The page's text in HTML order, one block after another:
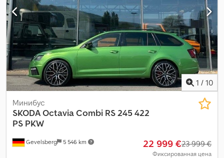
1 / 10
Gevelsberg 5 546 km
Минибус
SKODAOctavia Combi RS 245 422
PS PKW
22 999 €23 999 €
Фиксированная цена